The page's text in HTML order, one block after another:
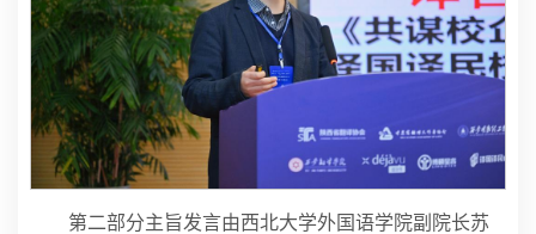
第二部分主旨发言由西北大学外国语学院副院长苏